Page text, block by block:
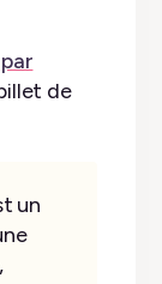
de
un